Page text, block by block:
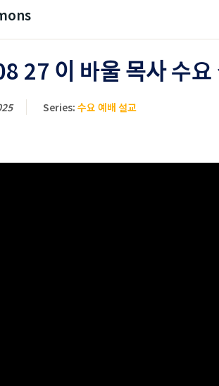
이 바울 목사 수요
Series: 수요 예배 설교